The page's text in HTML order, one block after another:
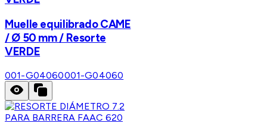
Muelle equilibrado CAME
/ Ø 50 mm / Resorte
VERDE
001-G04060001-G04060